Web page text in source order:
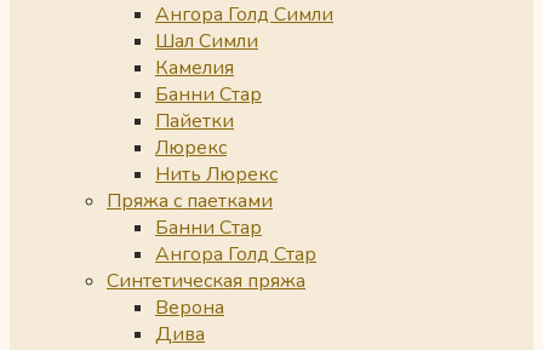
Ангора Голд Симли
Шал Симли
Камелия
Банни Стар
Пайетки
Люрекс
Нить Люрекс
Пряжа с паетками
Банни Стар
Ангора Голд Стар
Синтетическая пряжа
Верона
Дива